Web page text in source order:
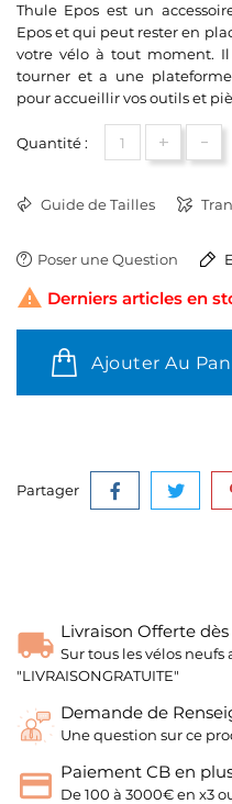
Thule Epos est un
Epos et qui peut rester en
votre vélo à tout moment.
tourner et a une
pour accueillir vos outils et
Quantité : + -
Guide de Tailles
Poser une Question
 Derniers articles en
Ajouter Au
Partager
Livraison Offerte
Sur tous les vélos neufs
"LIVRAISONGRATUITE"
Demande de
Une question sur ce
Paiement CB en
De 100 à 3000€ en x3